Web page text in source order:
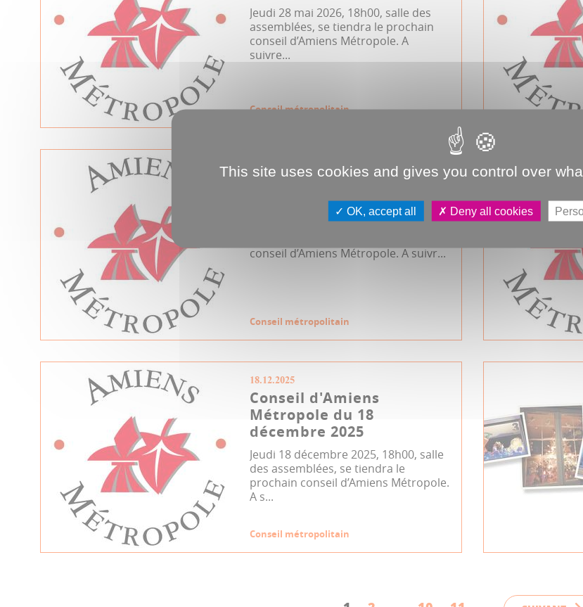
Jeudi 28 mai 2026, 18h00, salle des
assemblées, se tiendra le prochain
conseil d’Amiens Métropole. A
suivre...
Conseil métropolitain
07.04.2026
Métropole du 7 avril 2026
Mardi 7 avril 2026, 17h00, salle des
conseil d’Amiens Métropole. A suivr...
Conseil métropolitain
18.12.2025
Conseil d'Amiens
Métropole du 18
décembre 2025
Jeudi 18 décembre 2025, 18h00, salle
des assemblées, se tiendra le
prochain conseil d’Amiens Métropole.
A s...
Conseil métropolitain
This site uses cookies and gives you control over
OK, accept all Deny all cookies